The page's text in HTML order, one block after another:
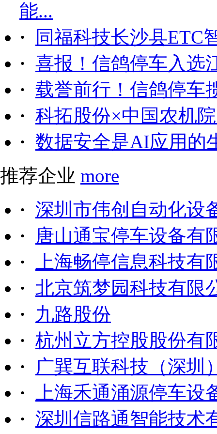
能...
·
同福科技长沙县ETC
· 喜报！信鸽停车入选
· 载誉前行！信鸽停车
· 科拓股份×中国农机
· 数据安全是AI应用的
推荐企业 more
· 深圳市伟创自动化设
·
唐山通宝停车设备有
·
上海畅停信息科技有
· 北京筑梦园科技有限
·
九路股份
· 杭州立方控股股份有
·
广巽互联科技（深圳
·
上海禾通涌源停车设
· 深圳信路通智能技术